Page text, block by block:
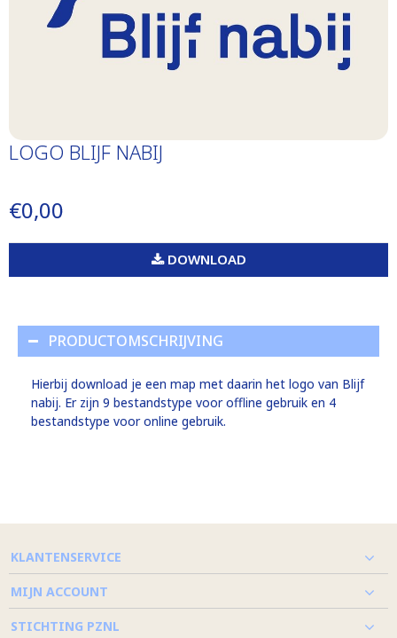
LOGO BLIJF NABIJ
€0,00
DOWNLOAD
PRODUCTOMSCHRIJVING
Hierbij download je een map met daarin het logo van Blijf
nabij. Er zijn 9 bestandstype voor offline gebruik en 4
bestandstype voor online gebruik.
KLANTENSERVICE
MIJN ACCOUNT
STICHTING PZNL